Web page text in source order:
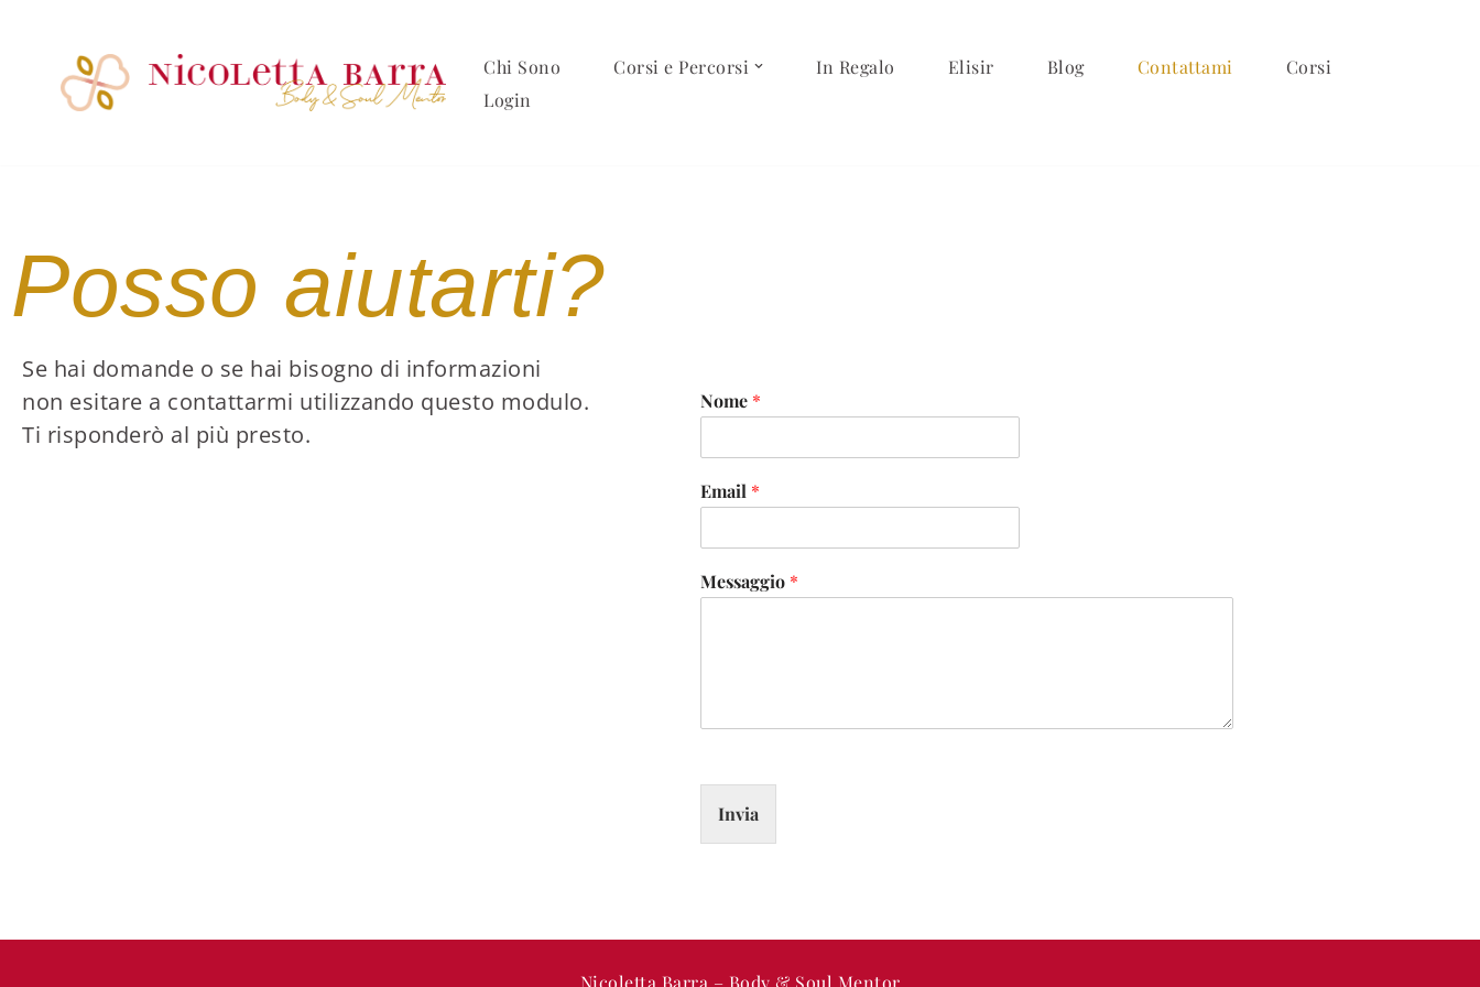
Chi Sono Corsi e Percorsi In Regalo Elisir Blog Contattami
Corsi
Login
Posso aiutarti?
Se hai domande o se hai bisogno di informazioni
non esitare a contattarmi utilizzando questo modulo.
Ti risponderò al più presto.
Nome *
Email *
Messaggio *
Invia
Nicoletta Barra – Body & Soul Mentor